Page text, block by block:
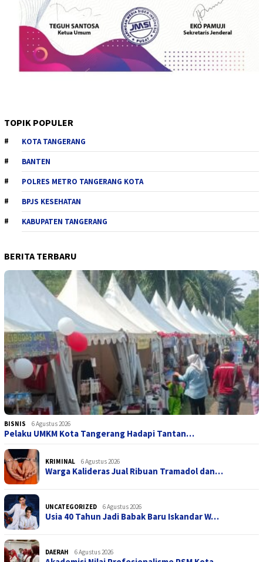
TOPIK POPULER
KOTA TANGERANG
BANTEN
POLRES METRO TANGERANG KOTA
BPJS KESEHATAN
KABUPATEN TANGERANG
BERITA TERBARU
BISNIS 6 Agustus 2026
Pelaku UMKM Kota Tangerang Hadapi Tantan…
KRIMINAL 6 Agustus 2026
Warga Kalideras Jual Ribuan Tramadol dan…
UNCATEGORIZED 6 Agustus 2026
Usia 40 Tahun Jadi Babak Baru Iskandar W…
DAERAH 6 Agustus 2026